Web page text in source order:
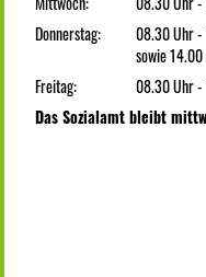
Donnerstag:
08.30 Uhr
sowie
Freitag:
08.30 Uhr
Das Sozialamt bleibt